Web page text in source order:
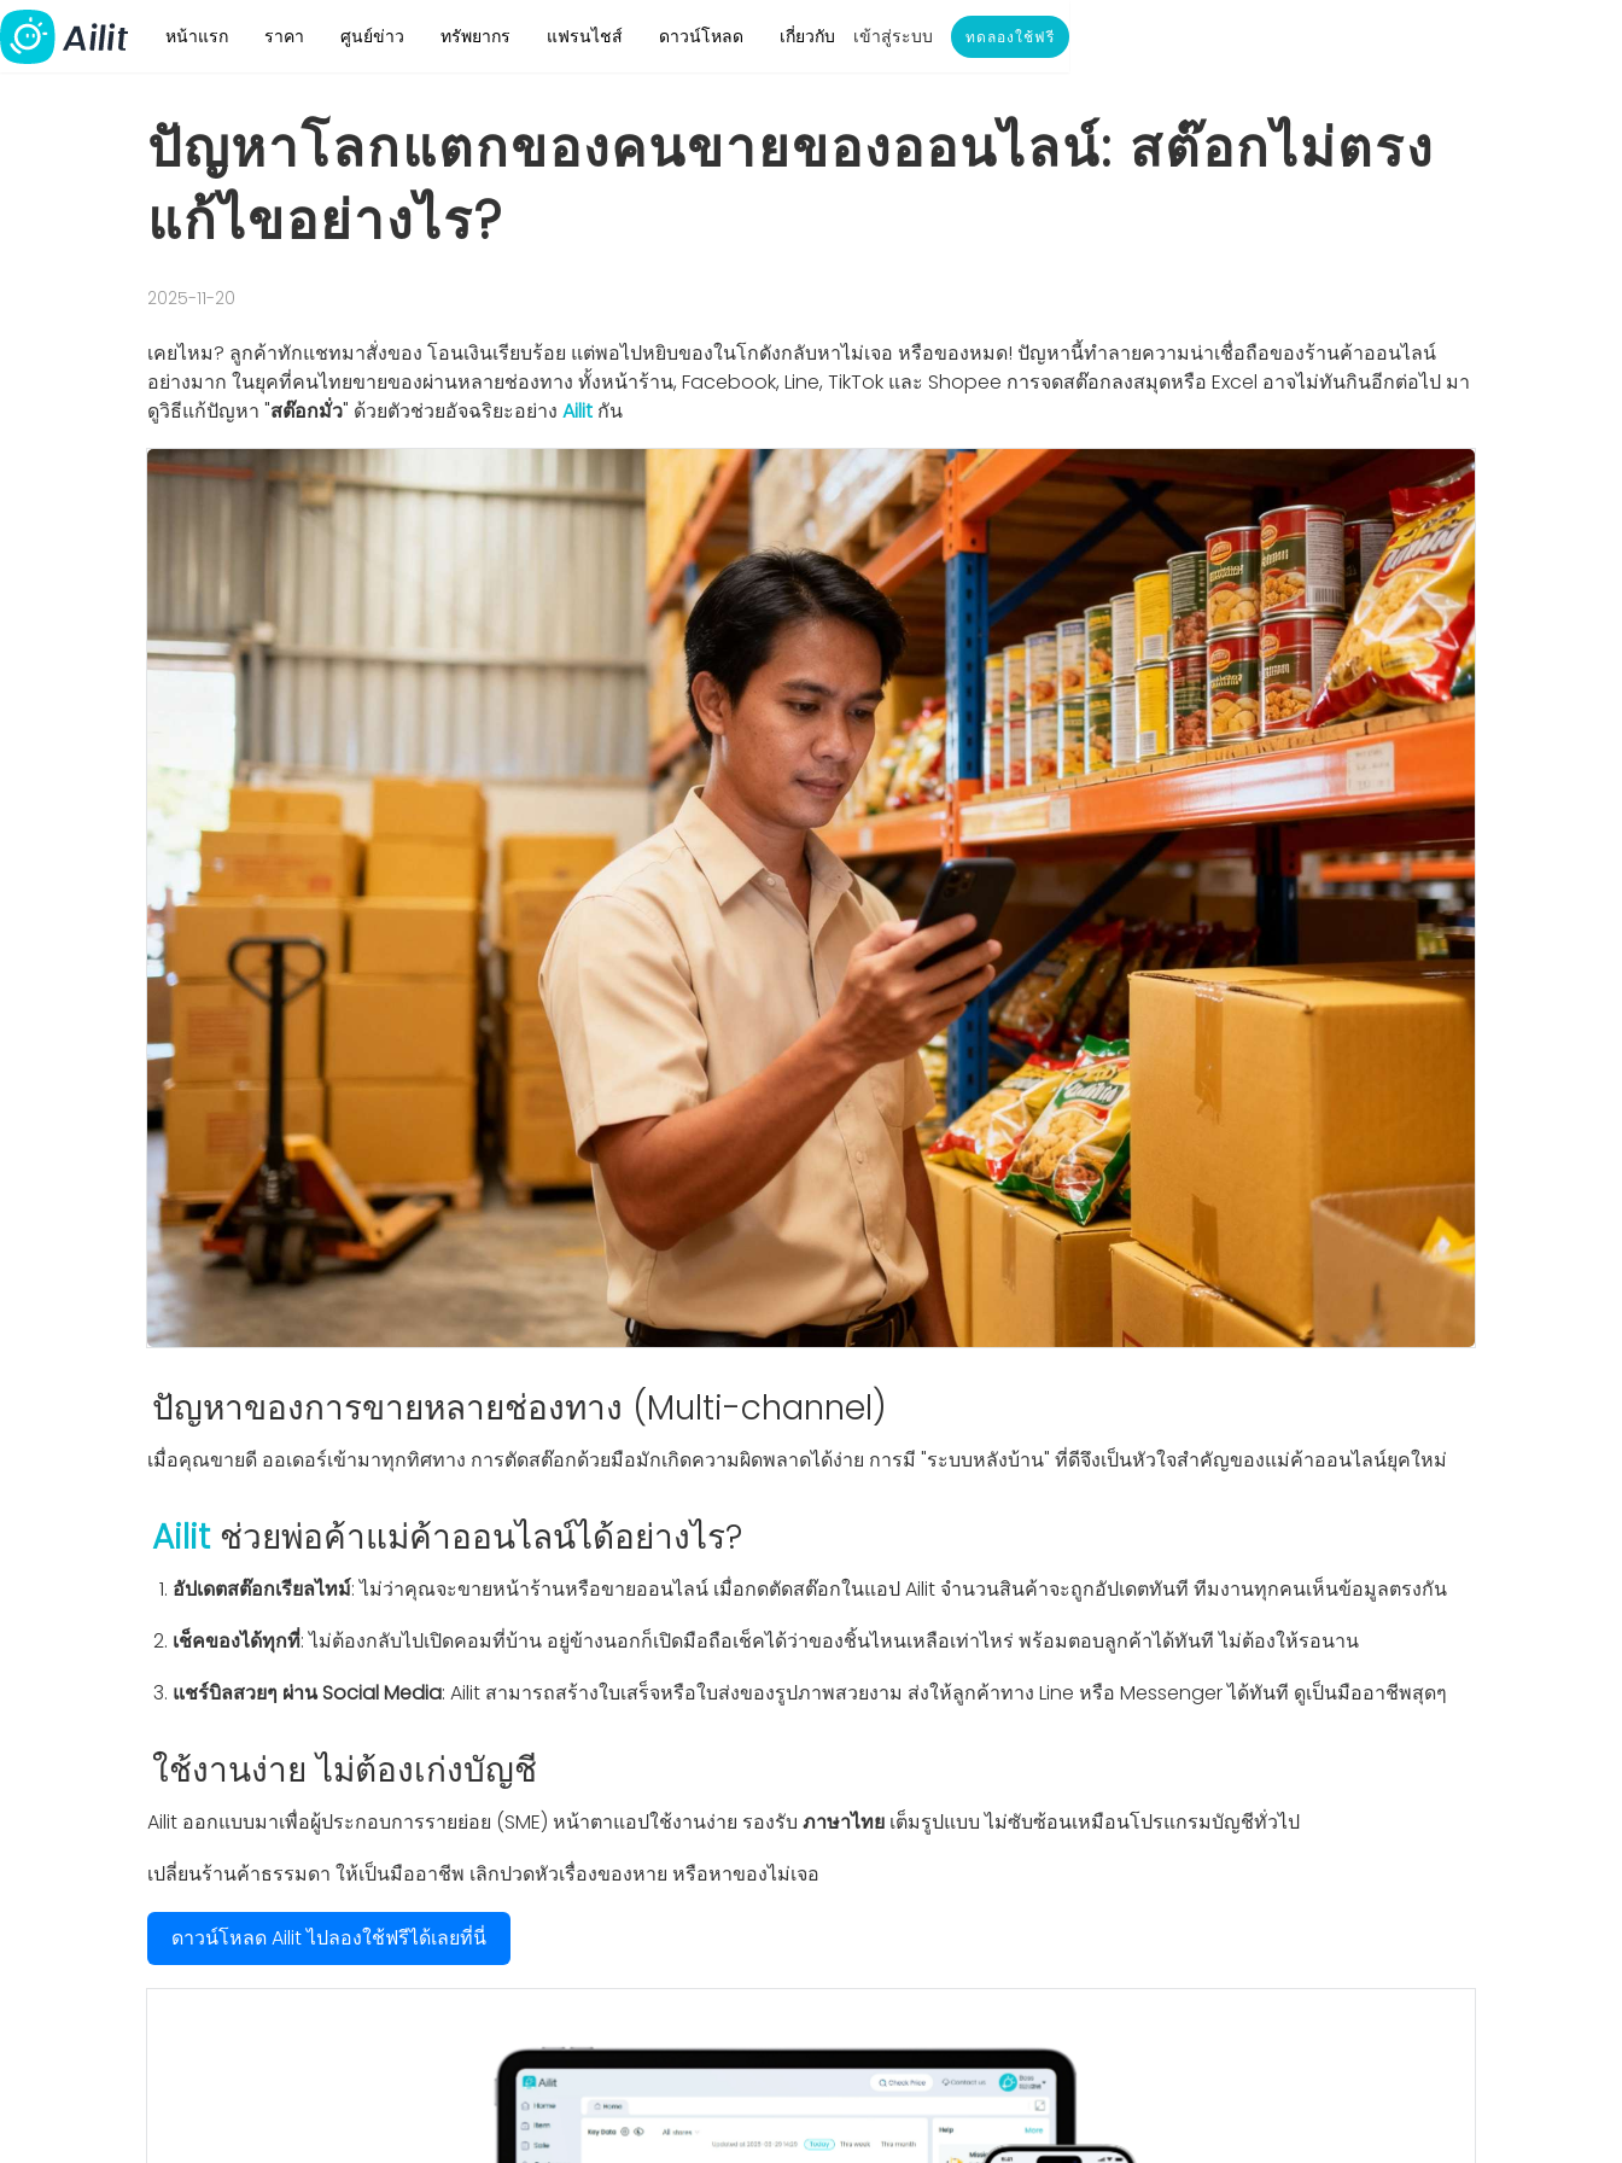
หน้าแรก ราคา ศูนย์ข่าว ทรัพยากร แฟรนไชส์ ดาวน์โหลด เกี่ยวกับ เข้าสู่ระบบ ทดลองใช้ฟรี
ปัญหาโลกแตกของคนขายของออนไลน์: สต๊อกไม่ตรง
แก้ไขอย่างไร?
2025-11-20
เคยไหม? ลูกค้าทักแชทมาสั่งของ โอนเงินเรียบร้อย แต่พอไปหยิบของในโกดังกลับหาไม่เจอ หรือของหมด! ปัญหานี้ทำลายความน่าเชื่อถือของร้านค้าออนไลน์
อย่างมาก ในยุคที่คนไทยขายของผ่านหลายช่องทาง ทั้งหน้าร้าน, Facebook, Line, TikTok และ Shopee การจดสต๊อกลงสมุดหรือ Excel อาจไม่ทันกินอีกต่อไป มา
ดูวิธีแก้ปัญหา "สต๊อกมั่ว" ด้วยตัวช่วยอัจฉริยะอย่าง Ailit กัน
ปัญหาของการขายหลายช่องทาง (Multi-channel)
เมื่อคุณขายดี ออเดอร์เข้ามาทุกทิศทาง การตัดสต๊อกด้วยมือมักเกิดความผิดพลาดได้ง่าย การมี "ระบบหลังบ้าน" ที่ดีจึงเป็นหัวใจสำคัญของแม่ค้าออนไลน์ยุคใหม่
Ailitช่วยพ่อค้าแม่ค้าออนไลน์ได้อย่างไร?
อัปเดตสต๊อกเรียลไทม์: ไม่ว่าคุณจะขายหน้าร้านหรือขายออนไลน์ เมื่อกดตัดสต๊อกในแอป Ailit จำนวนสินค้าจะถูกอัปเดตทันที ทีมงานทุกคนเห็นข้อมูลตรงกัน
เช็คของได้ทุกที่: ไม่ต้องกลับไปเปิดคอมที่บ้าน อยู่ข้างนอกก็เปิดมือถือเช็คได้ว่าของชิ้นไหนเหลือเท่าไหร่ พร้อมตอบลูกค้าได้ทันที ไม่ต้องให้รอนาน
แชร์บิลสวยๆ ผ่าน Social Media: Ailit สามารถสร้างใบเสร็จหรือใบส่งของรูปภาพสวยงาม ส่งให้ลูกค้าทาง Line หรือ Messenger ได้ทันที ดูเป็นมืออาชีพสุดๆ
ใช้งานง่าย ไม่ต้องเก่งบัญชี
Ailit ออกแบบมาเพื่อผู้ประกอบการรายย่อย (SME) หน้าตาแอปใช้งานง่าย รองรับ ภาษาไทย เต็มรูปแบบ ไม่ซับซ้อนเหมือนโปรแกรมบัญชีทั่วไป
เปลี่ยนร้านค้าธรรมดา ให้เป็นมืออาชีพ เลิกปวดหัวเรื่องของหาย หรือหาของไม่เจอ
ดาวน์โหลด Ailit ไปลองใช้ฟรีได้เลยที่นี่